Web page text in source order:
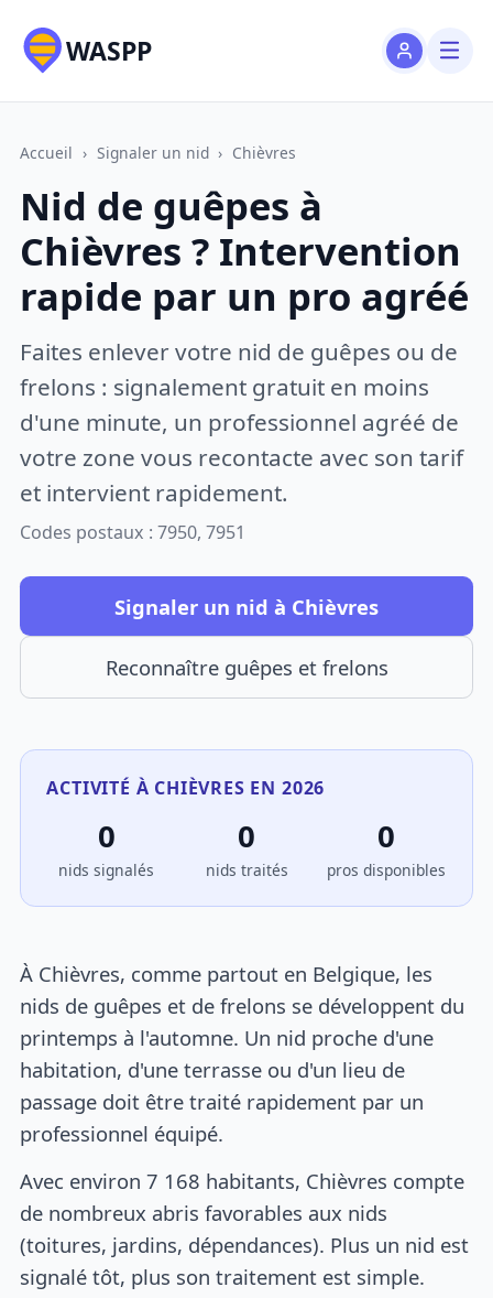
WASPP
Accueil › Signaler un nid › Chièvres
Nid de guêpes à
Chièvres ? Intervention
rapide par un pro agréé
Faites enlever votre nid de guêpes ou de
frelons : signalement gratuit en moins
d'une minute, un professionnel agréé de
votre zone vous recontacte avec son tarif
et intervient rapidement.
Codes postaux : 7950, 7951
Signaler un nid à Chièvres
Reconnaître guêpes et frelons
ACTIVITÉ À CHIÈVRES EN 2026
0
nids signalés
0
nids traités
0
pros disponibles
À Chièvres, comme partout en Belgique, les
nids de guêpes et de frelons se développent du
printemps à l'automne. Un nid proche d'une
habitation, d'une terrasse ou d'un lieu de
passage doit être traité rapidement par un
professionnel équipé.
Avec environ 7 168 habitants, Chièvres compte
de nombreux abris favorables aux nids
(toitures, jardins, dépendances). Plus un nid est
signalé tôt, plus son traitement est simple.